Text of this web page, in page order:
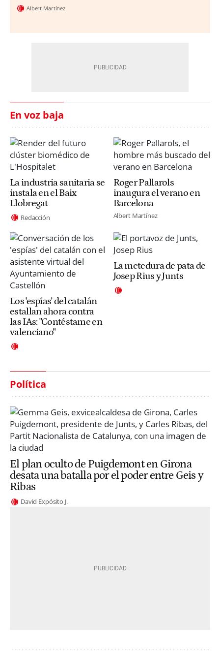
Albert Martínez
En voz baja
La industria sanitaria se
instala en el Baix
Llobregat
Redacción
Roger Pallarols
inaugura el verano en
Barcelona
Albert Martínez
Los 'espías' del catalán
estallan ahora contra
las IAs: "Contéstame en
valenciano"
La metedura de pata de
Josep Rius y Junts
Política
El plan oculto de Puigdemont en Girona
desata una batalla por el poder entre Geis y
Ribas
David Expósito J.